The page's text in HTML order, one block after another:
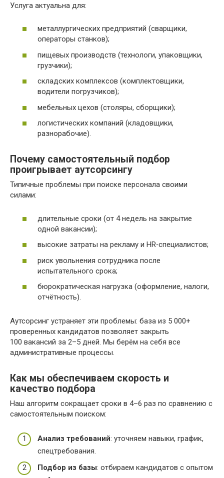
Услуга актуальна для:
металлургических предприятий (сварщики,
операторы станков);
пищевых производств (технологи, упаковщики,
грузчики);
складских комплексов (комплектовщики,
водители погрузчиков);
мебельных цехов (столяры, сборщики);
логистических компаний (кладовщики,
разнорабочие).
Почему самостоятельный подбор
проигрывает аутсорсингу
Типичные проблемы при поиске персонала своими
силами:
длительные сроки (от 4 недель на закрытие
одной вакансии);
высокие затраты на рекламу и HR‑специалистов;
риск увольнения сотрудника после
испытательного срока;
бюрократическая нагрузка (оформление, налоги,
отчётность).
Аутсорсинг устраняет эти проблемы: база из 5 000+
проверенных кандидатов позволяет закрыть
100 вакансий за 2–5 дней. Мы берём на себя все
административные процессы.
Как мы обеспечиваем скорость и
качество подбора
Наш алгоритм сокращает сроки в 4–6 раз по сравнению с
самостоятельным поиском:
Анализ требований: уточняем навыки, график,
спецтребования.
Подбор из базы: отбираем кандидатов с опытом